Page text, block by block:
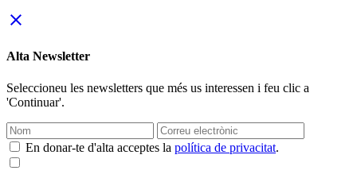
close
Alta Newsletter
Seleccioneu les newsletters que més us interessen i feu clic a
'Continuar'.
En donar-te d'alta acceptes la política de privacitat.